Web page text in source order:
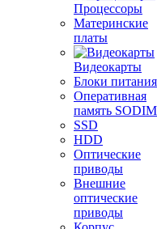
Процессоры
Материнские
платы
Видеокарты
Блоки питания
Оперативная
память
SSD
HDD
Оптические
приводы
Внешние
оптические
приводы